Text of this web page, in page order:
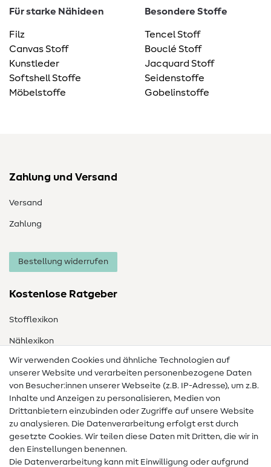
Für starke Nähideen
Filz
Canvas Stoff
Kunstleder
Softshell Stoffe
Möbelstoffe
Besondere Stoffe
Tencel Stoff
Bouclé Stoff
Jacquard Stoff
Seidenstoffe
Gobelinstoffe
Zahlung und Versand
Versand
Zahlung
Bestellung widerrufen
Kostenlose Ratgeber
Stofflexikon
Nählexikon
Nähanleitungen
Hilfe & Kontakt
Kontakt
Infos zum Betreiberwechsel
Wir verwenden Cookies und ähnliche Technologien auf
unserer Website und verarbeiten personenbezogene Daten
von Besucher:innen unserer Webseite (z.B. IP-Adresse), um z.B.
Inhalte und Anzeigen zu personalisieren, Medien von
Drittanbietern einzubinden oder Zugriffe auf unsere Website
zu analysieren. Die Datenverarbeitung erfolgt erst durch
gesetzte Cookies. Wir teilen diese Daten mit Dritten, die wir in
den Einstellungen benennen.
Die Datenverarbeitung kann mit Einwilligung oder aufgrund